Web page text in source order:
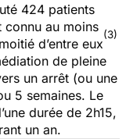
424 patients
connu au moins
d’entre eux
(3)
de pleine
un arrêt (ou une
5 semaines. Le
durée de 2h15,
un an.